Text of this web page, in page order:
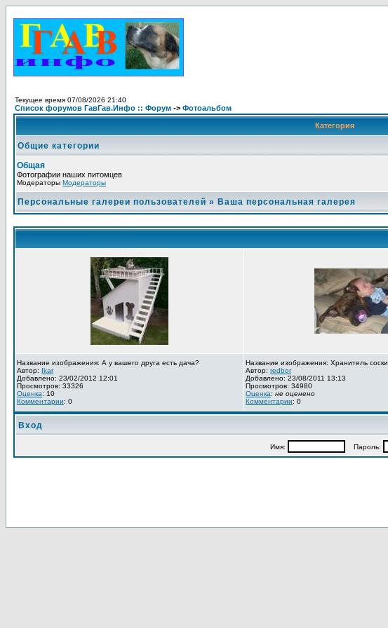
Текущее время 07/08/2026 21:40
Список форумов ГавГав.Инфо :: Форум -> Фотоальбом
Категория
Общие категории
Общая
Фотографии наших питомцев
Модераторы Модераторы
Персональные галереи пользователей » Ваша персональная галерея
Название изображения: А у вашего друга есть дача?
Автор: Ikar
Добавлено: 23/02/2012 12:01
Просмотров: 33326
Оценка: 10
Комментарии: 0
Название изображения: Хранитель соски
Автор: redbor
Добавлено: 23/08/2011 13:13
Просмотров: 34980
Оценка: не оценено
Комментарии: 0
Вход
Имя: Пароль: